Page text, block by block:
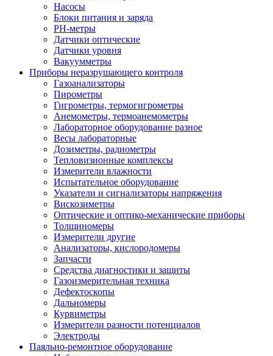
Насосы
Блоки питания и заряда
PH-метры
Датчики оптические
Датчики уровня
Вакуумметры
Приборы неразрушающего контроля
Газоанализаторы
Пирометры
Гигрометры, термогигрометры
Анемометры, термоанемометры
Лабораторное оборудование разное
Весы лабораторные
Дозиметры, радиометры
Тепловизионные комплексы
Измерители влажности
Испытательное оборудование
Указатели и сигнализаторы напряжения
Вискозиметры
Оптические и оптико-механические приборы
Толщиномеры
Измерители другие
Анализаторы, кислородомеры
Запчасти
Средства диагностики и защиты
Газоизмерительная техника
Дефектоскопы
Дальномеры
Курвиметры
Измерители разности потенциалов
Электроды
Паяльно-ремонтное оборудование